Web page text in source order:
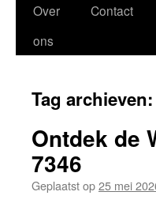
Spring
naar
inhoud
Over
ons
Contact
Tag archieven:
Ontdek de
7346
Geplaatst op25 mei